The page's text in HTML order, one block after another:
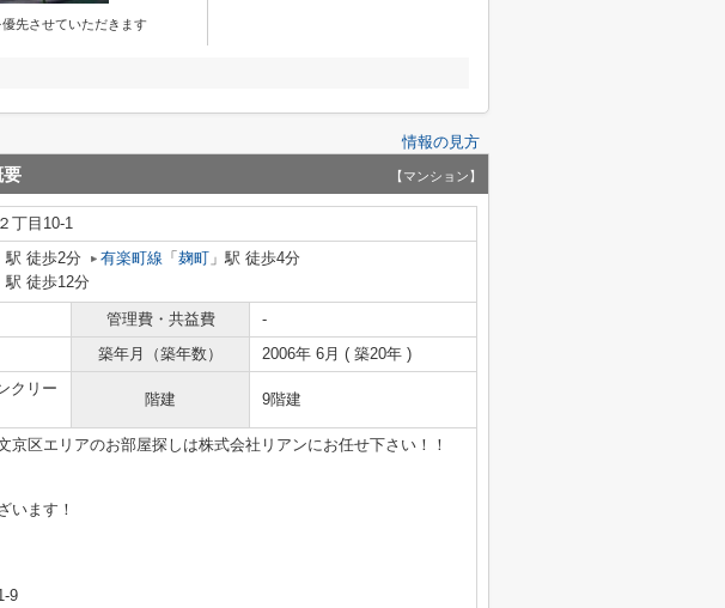
先させていただきます
情報の見方
要 【マンション】
２丁目10-1
駅 徒歩2分 有楽町線 「 麹町 」駅 徒歩4分
駅 徒歩12分
管理費・共益費
-
築年月（築年数） 2006年 6月 ( 築20年 )
クリー
階建 9階建
京区エリアのお部屋探しは株式会社リアンにお任せ下さい！！
います！
9